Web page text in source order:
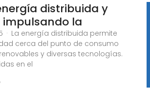
distribuida y
la
· La energía distribuida permite
cerca del punto de consumo
y diversas tecnologías.
en el